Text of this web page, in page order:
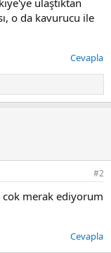
o da kavurucu ile
Cevapla
#2
merak ediyorum
Cevapla